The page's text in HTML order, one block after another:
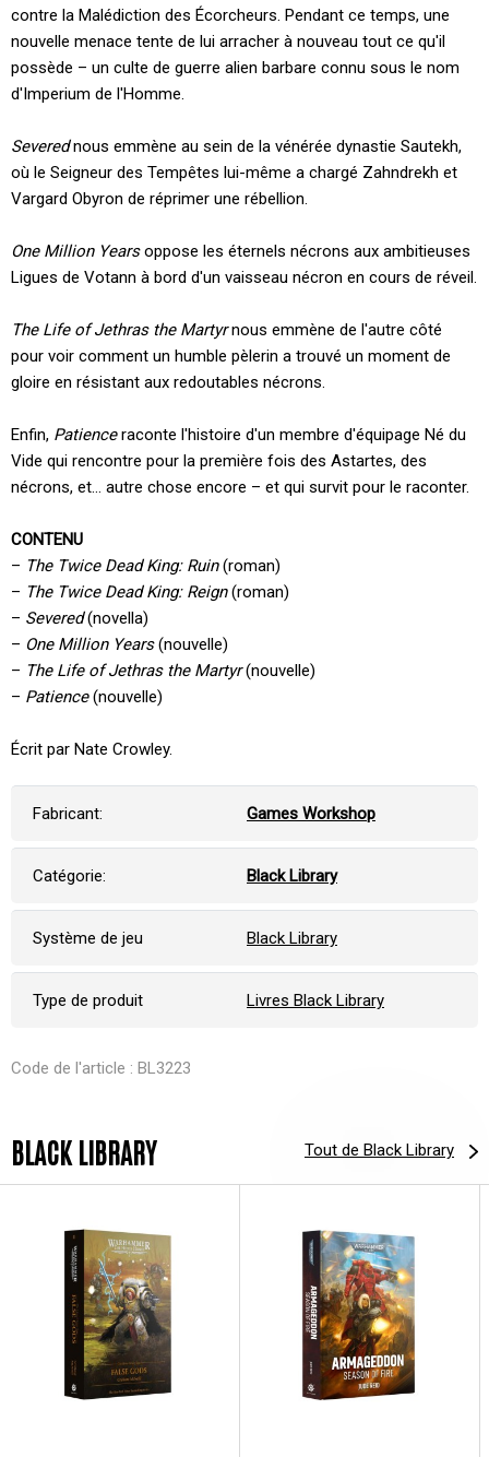
contre la Malédiction des Écorcheurs. Pendant ce temps, une
nouvelle menace tente de lui arracher à nouveau tout ce qu'il
possède – un culte de guerre alien barbare connu sous le nom
d'Imperium de l'Homme.
Severednous emmène au sein de la vénérée dynastie Sautekh,
où le Seigneur des Tempêtes lui-même a chargé Zahndrekh et
Vargard Obyron de réprimer une rébellion.
One Million Yearsoppose les éternels nécrons aux ambitieuses
Ligues de Votann à bord d'un vaisseau nécron en cours de réveil.
The Life of Jethras the Martyrnous emmène de l'autre côté
pour voir comment un humble pèlerin a trouvé un moment de
gloire en résistant aux redoutables nécrons.
Enfin, Patienceraconte l'histoire d'un membre d'équipage Né du
Vide qui rencontre pour la première fois des Astartes, des
nécrons, et… autre chose encore – et qui survit pour le raconter.
CONTENU
– The Twice Dead King: Ruin(roman)
– The Twice Dead King: Reign(roman)
– Severed(novella)
– One Million Years(nouvelle)
– The Life of Jethras the Martyr(nouvelle)
– Patience(nouvelle)
Écrit par Nate Crowley.
Fabricant: Games Workshop
Catégorie: Black Library
Système de jeu Black Library
Type de produit Livres Black Library
Code de l'article : BL3223
BLACK LIBRARY Tout de Black Library